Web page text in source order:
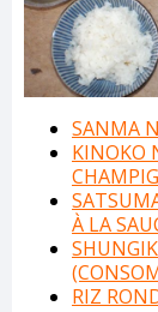
SANMA
KINOKO
À LA
RIZ